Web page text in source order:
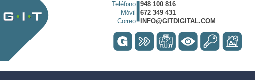
Teléfono
Móvil
Correo
948 100 816
672 349 431
INFO@GITDIGITAL.COM